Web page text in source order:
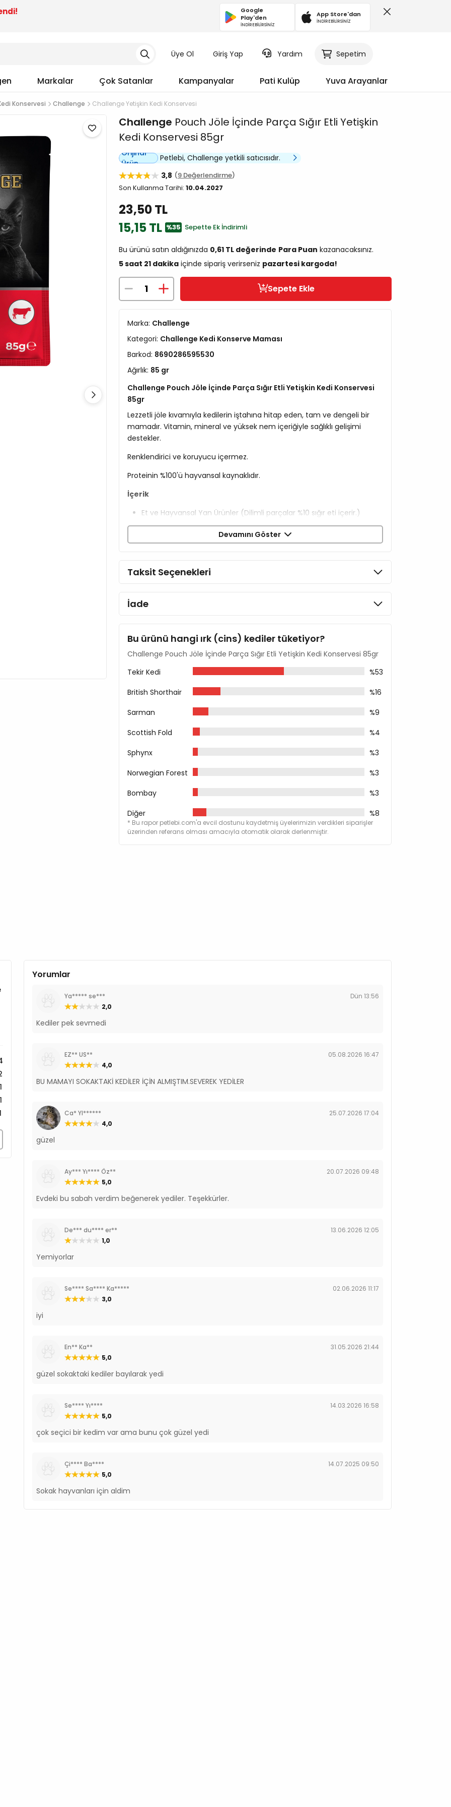
Google
Play'den
İNDİREBİLİRSİNİZ
App Store'dan
İNDİREBİLİRSİNİZ
Üye Ol Giriş Yap Yardım Sepetim
Markalar Çok Satanlar Kampanyalar Pati Kulüp Yuva Arayanlar
Konservesi Challenge Challenge Yetişkin Kedi Konservesi
Challenge Pouch Jöle İçinde Parça Sığır Etli Yetişkin
Kedi Konservesi 85gr
Orijinal
Ürün
Petlebi, Challenge yetkili satıcısıdır.
3,8
9 Değerlendirme
Son Kullanma Tarihi: 10.04.2027
23,50 TL
15,15 TL %35 Sepette Ek İndirimli
Bu ürünü satın aldığınızda 0,61 TL değerinde Para Puan kazanacaksınız.
5 saat 21 dakika içinde sipariş verirseniz pazartesi kargoda!
Sepete Ekle
Marka: Challenge
Kategori: Challenge Kedi Konserve Maması
Barkod: 8690286595530
Ağırlık: 85 gr
Challenge Pouch Jöle İçinde Parça Sığır Etli Yetişkin Kedi Konservesi
85gr
Lezzetli jöle kıvamıyla kedilerin iştahına hitap eden, tam ve dengeli bir
mamadır. Vitamin, mineral ve yüksek nem içeriğiyle sağlıklı gelişimi
destekler.
Renklendirici ve koruyucu içermez.
Proteinin %100'ü hayvansal kaynaklıdır.
İçerik
Et ve Hayvansal Yan Ürünler (Dilimli parçalar %10 sığır eti içerir.)
Et Suyu
Analiz Tablosu
Kül %2
Devamını Göster
Taksit Seçenekleri
İade
Bu ürünü hangi ırk (cins) kediler tüketiyor?
Challenge Pouch Jöle İçinde Parça Sığır Etli Yetişkin Kedi Konservesi 85gr
Tekir Kedi
%53
British Shorthair
%16
Sarman
%9
Scottish Fold
%4
Sphynx
%3
Norwegian Forest
%3
Bombay
%3
Diğer
%8
* Bu rapor petlebi.com'a evcil dostunu kaydetmiş üyelerimizin verdikleri siparişler
üzerinden referans olması amacıyla otomatik olarak derlenmiştir.
Yorumlar
Ya***** se***
Dün 13:56
2,0
Kediler pek sevmedi
EZ** US**
05.08.2026 16:47
4,0
BU MAMAYI SOKAKTAKİ KEDİLER İÇİN ALMIŞTIM.SEVEREK YEDİLER
Ca* YI******
25.07.2026 17:04
4,0
güzel
Ay*** Yı**** Öz**
20.07.2026 09:48
5,0
Evdeki bu sabah verdim beğenerek yediler. Teşekkürler.
De*** du**** er**
13.06.2026 12:05
1,0
Yemiyorlar
Se**** Sa**** Ka*****
02.06.2026 11:17
3,0
iyi
En** Ka**
31.05.2026 21:44
5,0
güzel sokaktaki kediler bayılarak yedi
Se**** Yı****
14.03.2026 16:58
5,0
çok seçici bir kedim var ama bunu çok güzel yedi
Çi**** Ba****
14.07.2025 09:50
5,0
Sokak hayvanları için aldim